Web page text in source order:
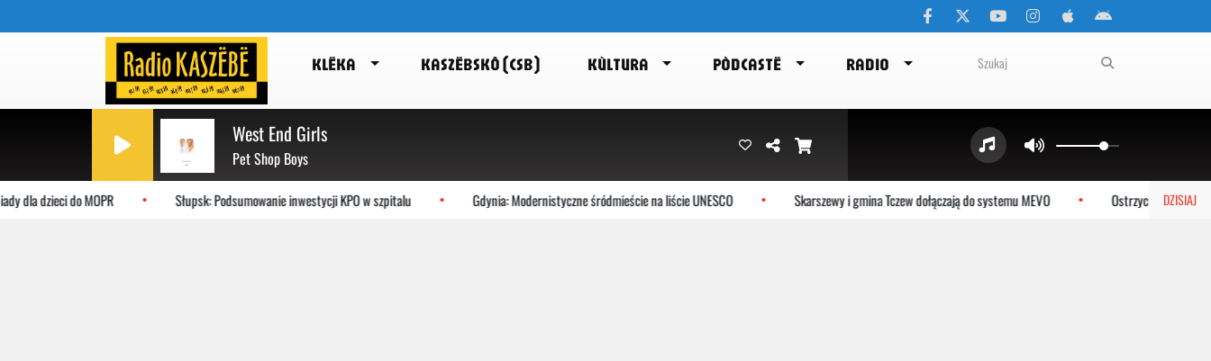
KLËKA KASZËBSKÔ (CSB) KÙLTURA PÒDCASTË RADIO
West End Girls
Pet Shop Boys
DZISIAJ
dzieci do MOPR Słupsk: Podsumowanie inwestycji KPO w szpitalu Gdynia: Modernistyczne śródmieście na liście UNESCO Skarszewy i gmina Tczew dołączają do systemu MEVO Ostrzyckie Lato już w